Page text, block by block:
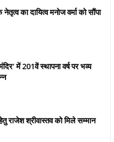
का दायित्व मनोज वर्मा को सौंपा
में 201वें स्थापना वर्ष पर भव्य
राजेश श्रीवास्तव को मिले सम्मान